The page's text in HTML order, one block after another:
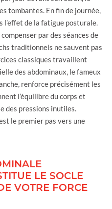
tombantes. En fin de journée,
l’effet de la fatigue posturale.
par des séances de
traditionnels ne sauvent pas
classiques travaillent
des abdominaux, le fameux
renforce précisément les
l’équilibre du corps et
des pressions inutiles.
le premier pas vers une
LE SOCLE
VOTRE FORCE